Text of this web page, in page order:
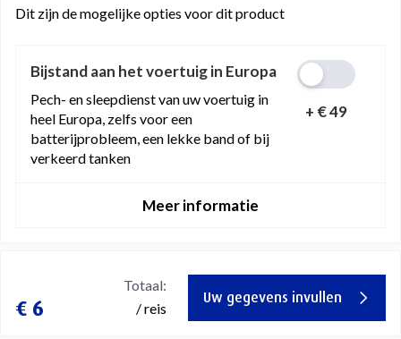
Dit zijn de mogelijke opties voor dit product
Bijstand aan het voertuig in Europa
Pech- en sleepdienst van uw voertuig in
heel Europa, zelfs voor een
batterijprobleem, een lekke band of bij
verkeerd tanken
+ € 49
Meer informatie
Totaal:
€ 6 / reis
Uw gegevens invullen